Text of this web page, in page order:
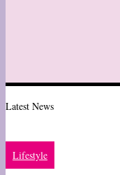
Latest News
Lifestyle